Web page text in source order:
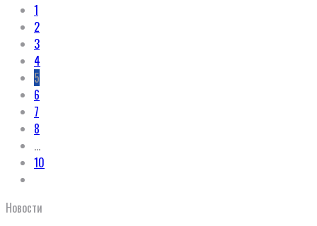
1
2
3
4
5
6
7
8
…
10
Новости